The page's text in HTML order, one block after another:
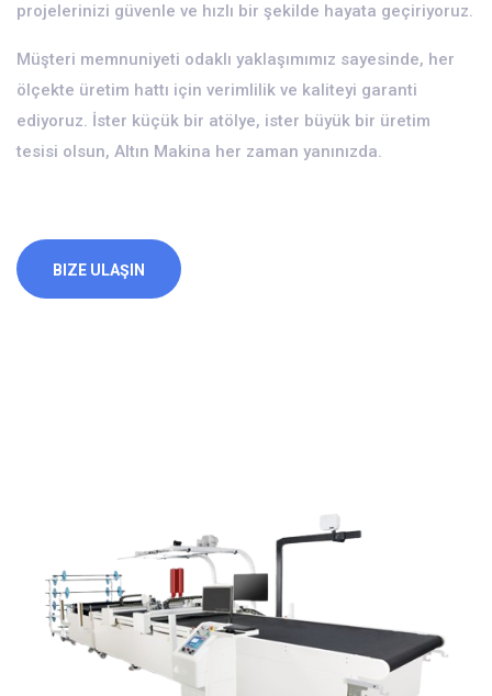
projelerinizi güvenle ve hızlı bir şekilde hayata geçiriyoruz.
Müşteri memnuniyeti odaklı yaklaşımımız sayesinde, her
ölçekte üretim hattı için verimlilik ve kaliteyi garanti
ediyoruz. İster küçük bir atölye, ister büyük bir üretim
tesisi olsun, Altın Makina her zaman yanınızda.
BIZE ULAŞIN